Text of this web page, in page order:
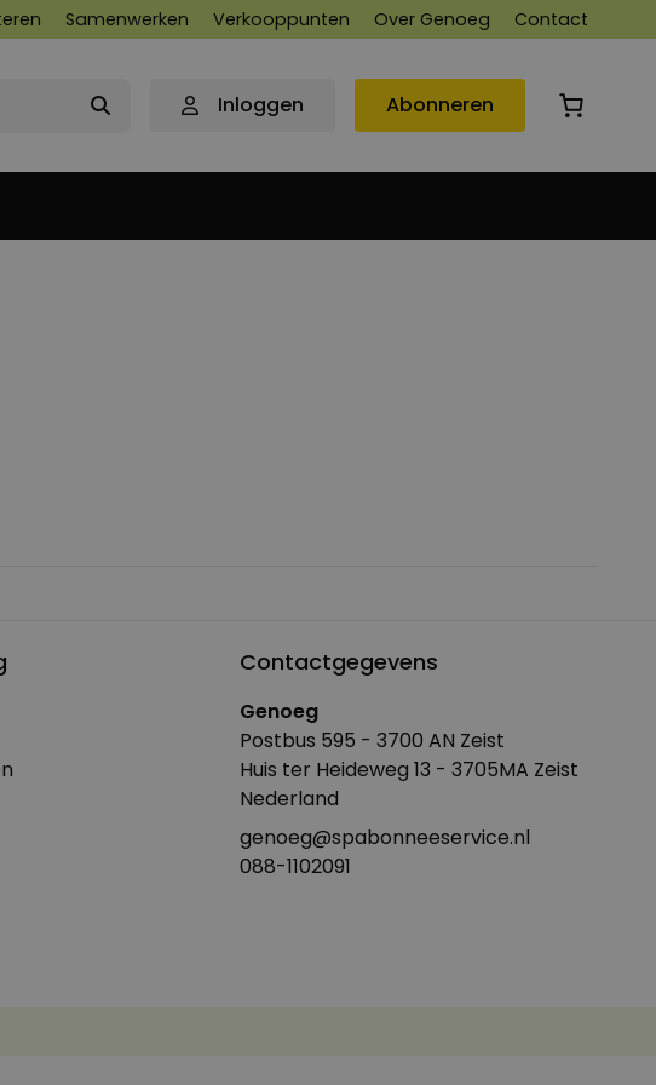
Samenwerken Verkooppunten Over Genoeg Contact
Inloggen Abonneren
Contactgegevens
Genoeg
Postbus 595 - 3700 AN Zeist
Huis ter Heideweg 13 - 3705MA Zeist
Nederland
genoeg@spabonneeservice.nl
088-1102091